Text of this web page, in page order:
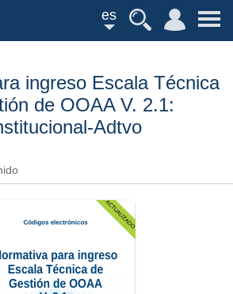
es
ingreso Escala Técnica
de OOAA V. 2.1:
Adtvo